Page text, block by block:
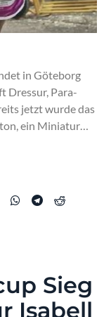
in Göteborg
Dressur, Para-
jetzt wurde das
ein Miniatur…
Sieg
Isabell